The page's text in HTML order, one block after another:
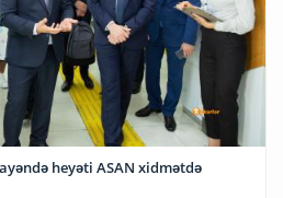
heyəti ASAN xidmətdə